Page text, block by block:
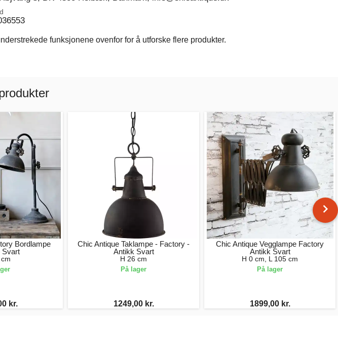
funksjonene ovenfor for å utforske flere produkter.
Bordlampe
Svart
kr.
Chic Antique Taklampe - Factory -
Antikk Svart
H 26 cm
På lager
1249,00 kr.
Chic Antique Vegglampe Factory
Antikk Svart
H 0 cm, L 105 cm
På lager
1899,00 kr.